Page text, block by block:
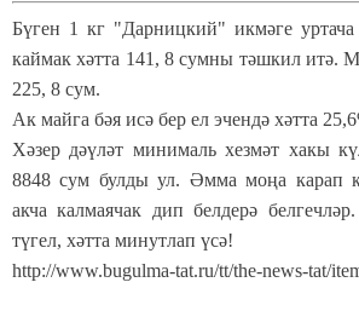
Бүген 1 кг "Дарницкий" икмәге
каймак хәтта 141, 8 сумны тәшкил итә.
225, 8 сум.
Ак майга бәя исә бер ел эчендә хәтта
Хәзер дәүләт минималь хезмәт хакы
8848 сум булды ул. Әмма моңа карап
акча калмаячак дип белдерә
түгел, хәтта минутлап үсә!
http://www.bugulma-tat.ru/tt/the-news-tat/